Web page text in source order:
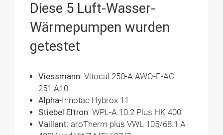
Diese 5 Luft-Wasser-
Wärmepumpen wurden
getestet
Viessmann: Vitocal 250-A AWO-E-AC
251.A10
Alpha-Innotac Hybrox 11
Stiebel Eltron: WPL-A 10.2 Plus HK 400
Vaillant:aroTherm plus VWL 105/68.1 A